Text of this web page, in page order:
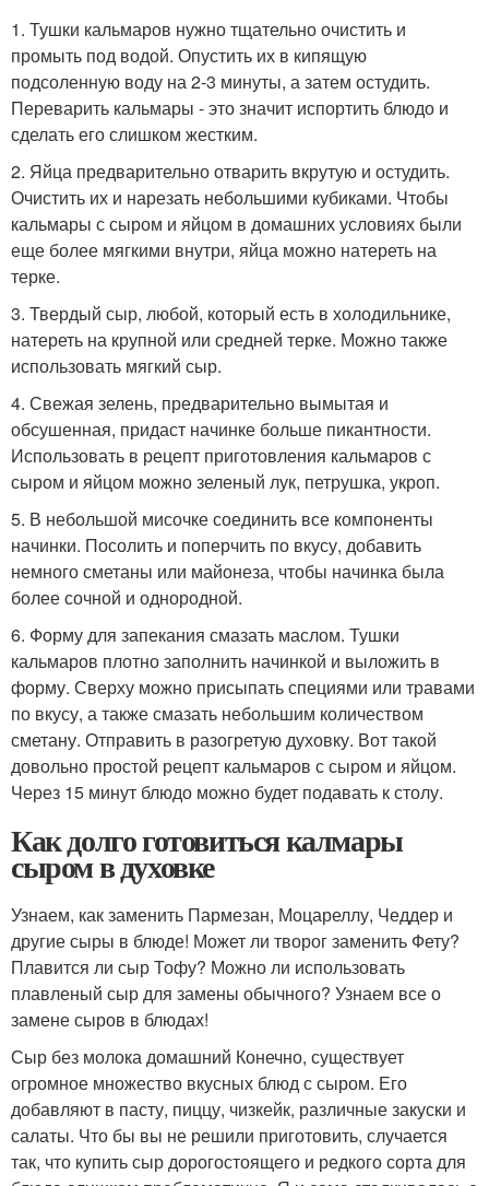
1. Тушки кальмаров нужно тщательно очистить и
промыть под водой. Опустить их в кипящую
подсоленную воду на 2-3 минуты, а затем остудить.
Переварить кальмары - это значит испортить блюдо и
сделать его слишком жестким.
2. Яйца предварительно отварить вкрутую и остудить.
Очистить их и нарезать небольшими кубиками. Чтобы
кальмары с сыром и яйцом в домашних условиях были
еще более мягкими внутри, яйца можно натереть на
терке.
3. Твердый сыр, любой, который есть в холодильнике,
натереть на крупной или средней терке. Можно также
использовать мягкий сыр.
4. Свежая зелень, предварительно вымытая и
обсушенная, придаст начинке больше пикантности.
Использовать в рецепт приготовления кальмаров с
сыром и яйцом можно зеленый лук, петрушка, укроп.
5. В небольшой мисочке соединить все компоненты
начинки. Посолить и поперчить по вкусу, добавить
немного сметаны или майонеза, чтобы начинка была
более сочной и однородной.
6. Форму для запекания смазать маслом. Тушки
кальмаров плотно заполнить начинкой и выложить в
форму. Сверху можно присыпать специями или травами
по вкусу, а также смазать небольшим количеством
сметану. Отправить в разогретую духовку. Вот такой
довольно простой рецепт кальмаров с сыром и яйцом.
Через 15 минут блюдо можно будет подавать к столу.
Как долго готовиться калмары
сыром в духовке
Узнаем, как заменить Пармезан, Моцареллу, Чеддер и
другие сыры в блюде! Может ли творог заменить Фету?
Плавится ли сыр Тофу? Можно ли использовать
плавленый сыр для замены обычного? Узнаем все о
замене сыров в блюдах!
Сыр без молока домашний Конечно, существует
огромное множество вкусных блюд с сыром. Его
добавляют в пасту, пиццу, чизкейк, различные закуски и
салаты. Что бы вы не решили приготовить, случается
так, что купить сыр дорогостоящего и редкого сорта для